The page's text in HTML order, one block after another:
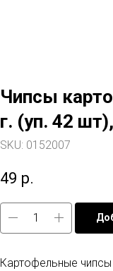
Чипсы
г. (уп. 42
SKU: 0152007
49 р.
Картофельные